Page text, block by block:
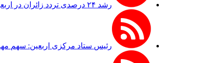
رشد ۲۴ درصدی تردد زائران در اربعین از مرز مهران
رئیس ستاد مرکزی اربعین: سهم مهران از